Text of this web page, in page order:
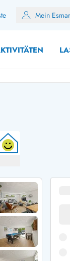
Mein
Weihnachten
Silvester